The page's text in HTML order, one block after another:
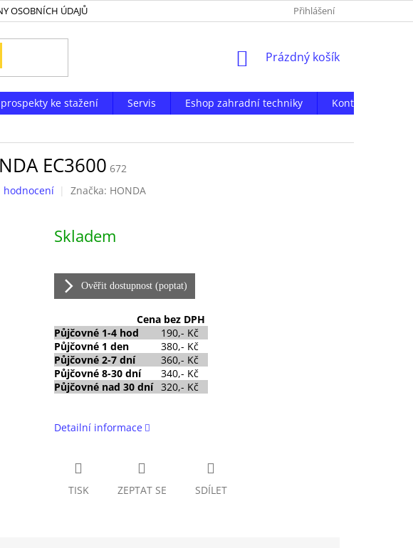
OSOBNÍCH ÚDAJŮ Přihlášení
NÁKUPNÍ
Prázdný košík
ke stažení Servis Eshop zahradní techniky
Kontakty
EC3600 672
hodnocení Značka: HONDA
cena:
Skladem
Ověřit dostupnost (poptat)
Cenabez DPH
Půjčovné 1-4 hod
190,- Kč
Půjčovné 1 den
380,- Kč
Půjčovné 2-7 dní
360,- Kč
Půjčovné 8-30 dní
340,- Kč
Půjčovné nad 30 dní
320,- Kč
Detailní informace
TISK ZEPTAT SE SDÍLET